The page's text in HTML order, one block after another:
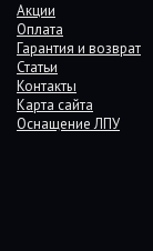
Акции
Оплата
Гарантия и возврат
Статьи
Контакты
Карта сайта
Оснащение ЛПУ